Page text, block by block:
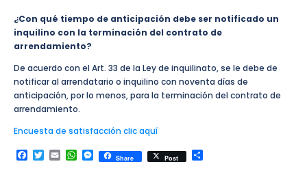
¿Con qué tiempo de anticipación debe ser notificado un
inquilino con la terminación del contrato de
arrendamiento?
De acuerdo con el Art. 33 de la Ley de inquilinato, se le debe de
notificar al arrendatario o inquilino con noventa días de
anticipación, por lo menos, para la terminación del contrato de
arrendamiento.
Encuesta de satisfacción clic aquí
Facebook
Twitter
EmailWhatsApp
Messenger
Share Post